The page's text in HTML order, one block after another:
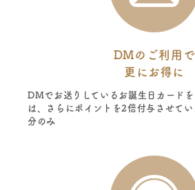
DMのご利用で
更にお得に
DMでお送りしているお誕生日カード
は、さらにポイントを2倍付与させて
分のみ